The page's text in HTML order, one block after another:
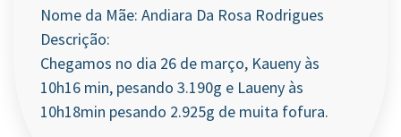
Nome da Mãe: Andiara Da Rosa Rodrigues
Descrição:
Chegamos no dia 26 de março, Kaueny às
10h16 min, pesando 3.190g e Laueny às
10h18min pesando 2.925g de muita fofura.